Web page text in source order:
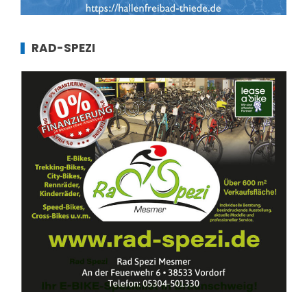
RAD-SPEZI